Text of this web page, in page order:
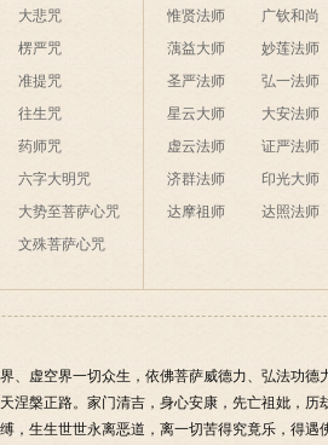
大悲咒
楞严咒
准提咒
往生咒
药师咒
六字大明咒
大势至菩萨心咒
文殊菩萨心咒
惟贤法师
蕅益大师
圣严法师
星云大师
虚云法师
济群法师
达摩祖师
广钦和尚
妙莲法师
弘一法师
大安法师
证严法师
印光大师
达照法师
、虚空界一切众生，依佛菩萨威德力、弘法功
涅槃正路。家门清吉，身心安康，先亡祖妣，
，生生世世永离恶道，离一切苦得究竟乐，得